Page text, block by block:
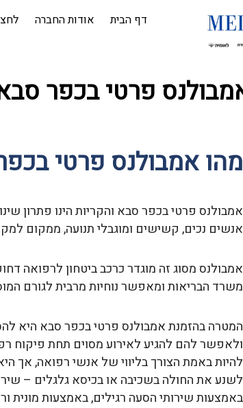
דף הבית אודות החברה
פרטי בכפר
מהו אמבולנס פרטי
אמבולנס פרטי בכפר סבא והקריות הינו פתרון
אנשים נכים, קשישים ומוגבלי תנועה, ממקום
אמבולנס מסוג זה מוגדר כרכב ביטחון לרפואה
משרד הבריאות ומאפשר נוחיות מרבית לגורם
המטרה בהזמנת אמבולנס פרטי בכפר סבא היא
ולאפשר להם להגיע לאירוע מסוים תחת פיקוח
להיות באמת הצורך בליווי של אנשי רפואה, אך
לשנע את החולה בשכיבה או בכיסא גלגלים –
באמצעות שירותי הסעה רגילים, באמצעות מונית